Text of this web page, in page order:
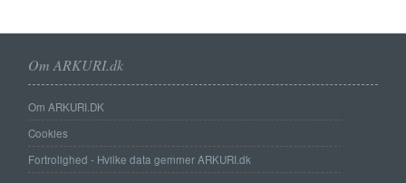
Om ARKURI.dk
Om ARKURI.DK
Cookies
Fortrolighed - Hvilke data gemmer ARKURI.dk